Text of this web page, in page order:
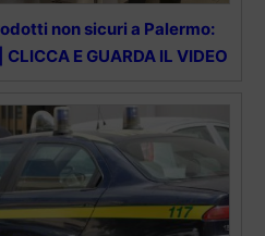
non sicuri a Palermo:
E GUARDA IL VIDEO